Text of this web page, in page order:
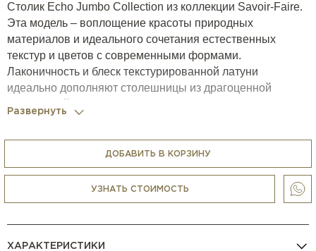
Столик Echo Jumbo Collection из коллекции Savoir-Faire.
Эта модель – воплощение красоты природных
материалов и идеального сочетания естественных
текстур и цветов с современными формами.
Лаконичность и блеск текстурированной латуни
идеально дополняют столешницы из драгоценной
Столик доступен в меньших размерах (H45×L57×W57 см
и H33×90×W51 см), а также разных расцветках.
Развернуть
ДОБАВИТЬ В КОРЗИНУ
УЗНАТЬ СТОИМОСТЬ
ХАРАКТЕРИСТИКИ